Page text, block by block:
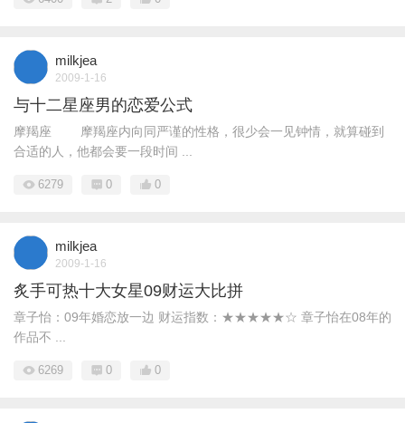
milkjea
2009-1-16
与十二星座男的恋爱公式
摩羯座 摩羯座内向同严谨的性格，很少会一见钟情，就算碰到
合适的人，他都会要一段时间 ...
6279 0 0
milkjea
2009-1-16
炙手可热十大女星09财运大比拼
章子怡：09年婚恋放一边 财运指数：★★★★★☆ 章子怡在08年的
作品不 ...
6269 0 0